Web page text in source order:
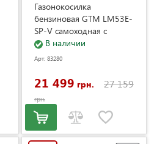
Газонокосилка
бензиновая GTM LM53E-
SP-V самоходная с
электростартером и
регулировкой скорости
В наличии
Арт: 83280
21 499 грн. 27 159
грн.